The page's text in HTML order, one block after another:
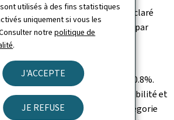
utilisés à des fins statistiques
uniquement si vous les
notrepolitique de
.
J'ACCEPTE
JE REFUSE
2024, les employeurs ont déclaré
l'ADEM, en progression de 5.5% par
disponibles à la fin du mois
juillet. Le recul sur un an est de 20.8%.
surtout les métiers de la comptabilité et
M12), de l'informatique (catégorie